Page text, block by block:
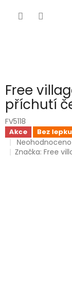
Free
příchutí
FV5118
Akce Bez lepku
Průměrné
hodnocení
Neohodnoceno
Značka:Free